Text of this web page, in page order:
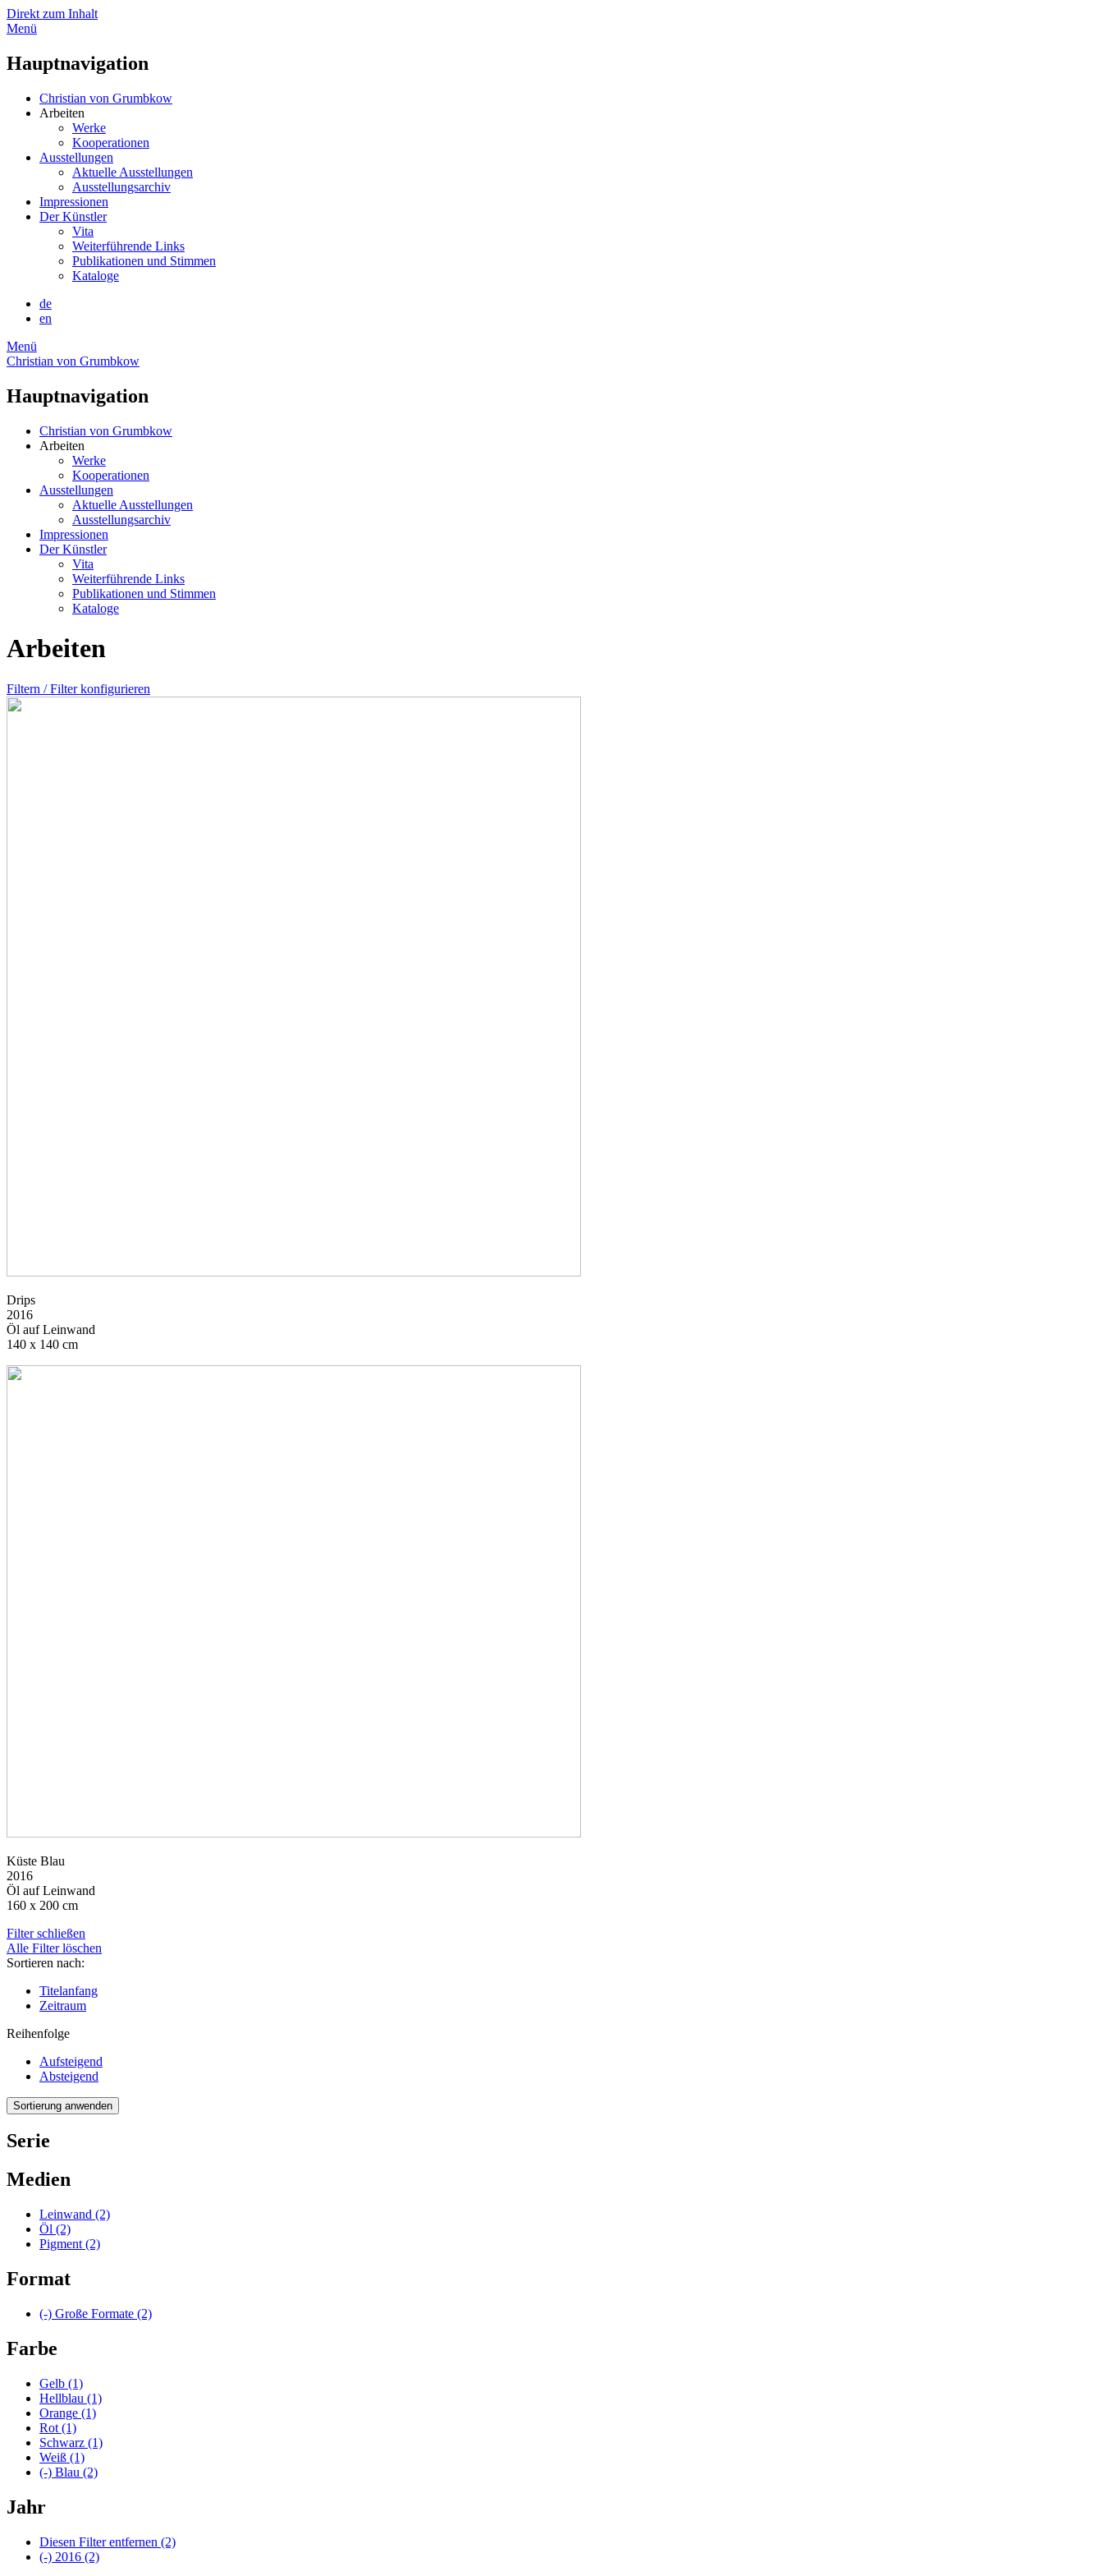
Direkt zum Inhalt
Menü
Hauptnavigation
Christian von Grumbkow
Arbeiten
Werke
Kooperationen
Ausstellungen
Aktuelle Ausstellungen
Ausstellungsarchiv
Impressionen
Der Künstler
Vita
Weiterführende Links
Publikationen und Stimmen
Kataloge
de
en
Menü
Christian von Grumbkow
Hauptnavigation
Christian von Grumbkow
Arbeiten
Werke
Kooperationen
Ausstellungen
Aktuelle Ausstellungen
Ausstellungsarchiv
Impressionen
Der Künstler
Vita
Weiterführende Links
Publikationen und Stimmen
Kataloge
Arbeiten
Filtern / Filter konfigurieren
Drips
2016
Öl auf Leinwand
140 x 140 cm
Küste Blau
2016
Öl auf Leinwand
160 x 200 cm
Filter schließen
Alle Filter löschen
Sortieren nach:
Titelanfang
Zeitraum
Reihenfolge
Aufsteigend
Absteigend
Serie
Medien
Leinwand (2)
Öl (2)
Pigment (2)
Format
(-) Große Formate (2)
Farbe
Gelb (1)
Hellblau (1)
Orange (1)
Rot (1)
Schwarz (1)
Weiß (1)
(-) Blau (2)
Jahr
Diesen Filter entfernen (2)
(-) 2016 (2)